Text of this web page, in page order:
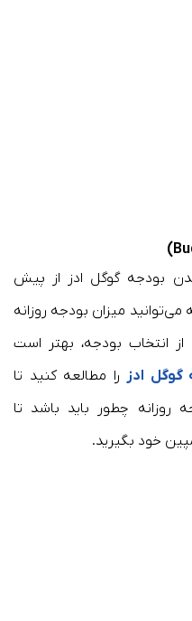
بودجه گوگل ادز از پیش
می‌توانید میزان بودجه روزانه
انتخاب بودجه، بهتر است
گوگل ادز را مطالعه کنید تا
روزانه چطور باید باشد تا
خود بگیرید.